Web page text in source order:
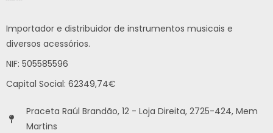
Importador e distribuidor de instrumentos musicais e
diversos acessórios.
NIF: 505585596
Capital Social: 62349,74€
Praceta Raúl Brandão, 12 - Loja Direita, 2725-424, Mem
Martins